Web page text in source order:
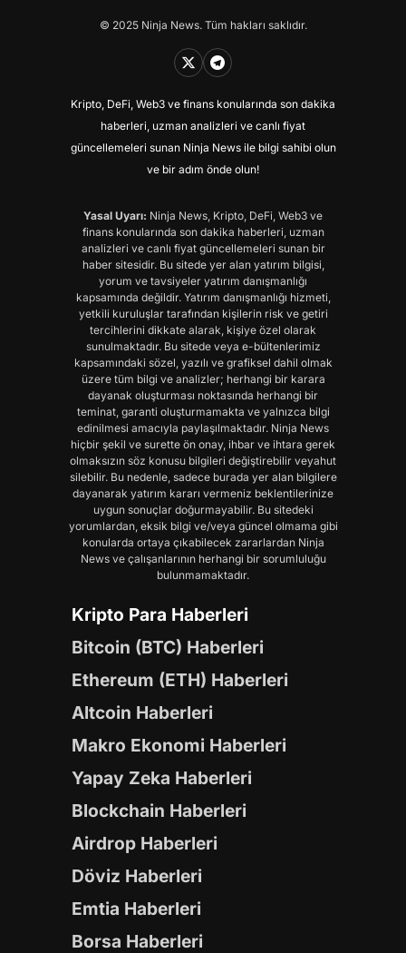
© 2025 Ninja News. Tüm hakları saklıdır.
Kripto, DeFi, Web3 ve finans konularında son dakika
haberleri, uzman analizleri ve canlı fiyat
güncellemeleri sunan Ninja News ile bilgi sahibi olun
ve bir adım önde olun!
Yasal Uyarı: Ninja News, Kripto, DeFi, Web3 ve
finans konularında son dakika haberleri, uzman
analizleri ve canlı fiyat güncellemeleri sunan bir
haber sitesidir. Bu sitede yer alan yatırım bilgisi,
yorum ve tavsiyeler yatırım danışmanlığı
kapsamında değildir. Yatırım danışmanlığı hizmeti,
yetkili kuruluşlar tarafından kişilerin risk ve getiri
tercihlerini dikkate alarak, kişiye özel olarak
sunulmaktadır. Bu sitede veya e-bültenlerimiz
kapsamındaki sözel, yazılı ve grafiksel dahil olmak
üzere tüm bilgi ve analizler; herhangi bir karara
dayanak oluşturması noktasında herhangi bir
teminat, garanti oluşturmamakta ve yalnızca bilgi
edinilmesi amacıyla paylaşılmaktadır. Ninja News
hiçbir şekil ve surette ön onay, ihbar ve ihtara gerek
olmaksızın söz konusu bilgileri değiştirebilir veyahut
silebilir. Bu nedenle, sadece burada yer alan bilgilere
dayanarak yatırım kararı vermeniz beklentilerinize
uygun sonuçlar doğurmayabilir. Bu sitedeki
yorumlardan, eksik bilgi ve/veya güncel olmama gibi
konularda ortaya çıkabilecek zararlardan Ninja
News ve çalışanlarının herhangi bir sorumluluğu
bulunmamaktadır.
Kripto Para Haberleri
Bitcoin (BTC) Haberleri
Ethereum (ETH) Haberleri
Altcoin Haberleri
Makro Ekonomi Haberleri
Yapay Zeka Haberleri
Blockchain Haberleri
Airdrop Haberleri
Döviz Haberleri
Emtia Haberleri
Borsa Haberleri